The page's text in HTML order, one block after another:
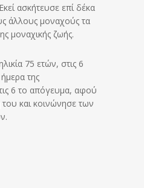
ασκήτευσε επί δέκα
άλλους μοναχούς τα
μοναχικής ζωής.
75 ετών, στις 6
της
6 το απόγευμα, αφού
και κοινώνησε των